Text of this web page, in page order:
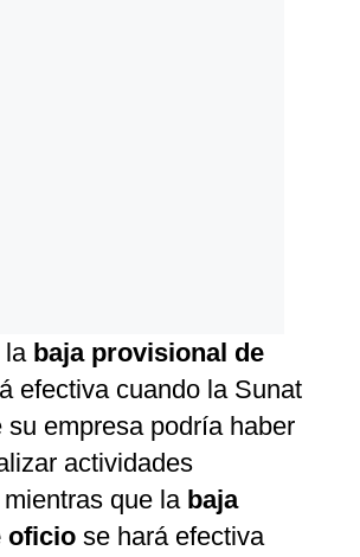
la baja provisional de
efectiva cuando la Sunat
su empresa podría haber
actividades
que la baja
oficio se hará efectiva